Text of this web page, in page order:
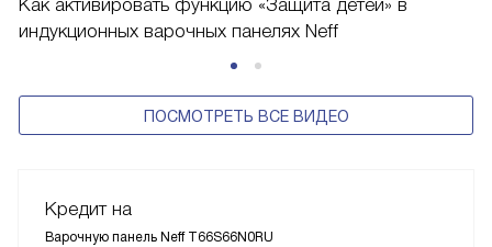
Как активировать функцию «Защита детей» в
индукционных варочных панелях Neff
ПОСМОТРЕТЬ ВСЕ ВИДЕО
Кредит на
Варочную панель Neff T66S66N0RU